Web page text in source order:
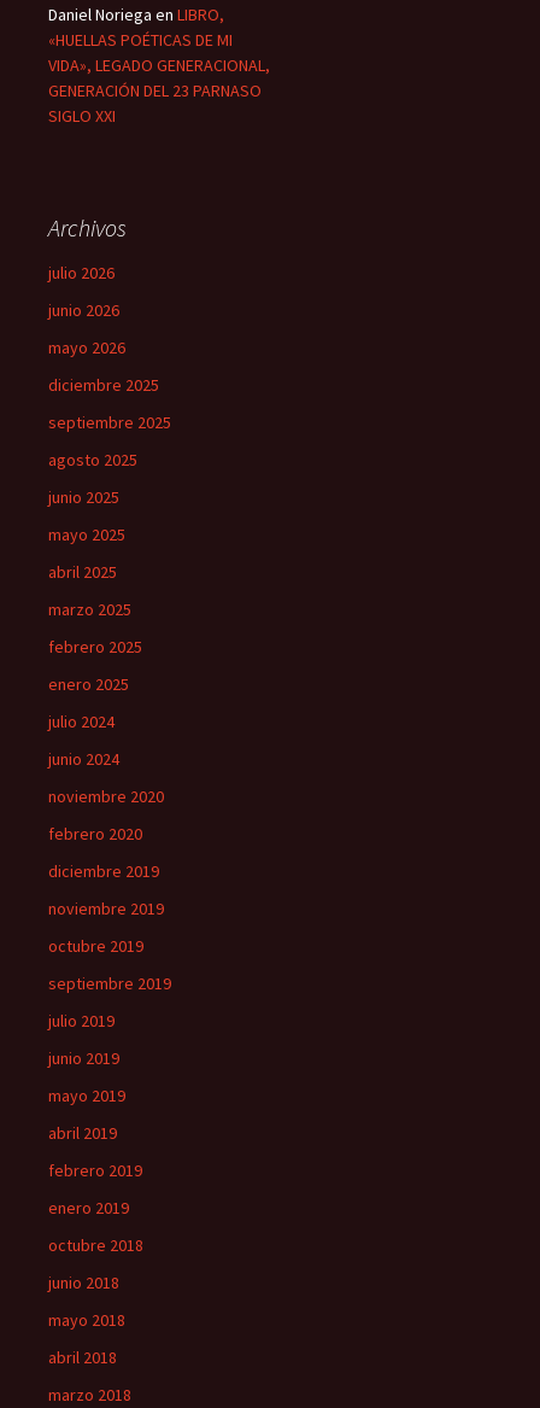
Daniel Noriega en LIBRO,
«HUELLAS POÉTICAS DE MI
VIDA», LEGADO GENERACIONAL,
GENERACIÓN DEL 23 PARNASO
SIGLO XXI
Archivos
julio 2026
junio 2026
mayo 2026
diciembre 2025
septiembre 2025
agosto 2025
junio 2025
mayo 2025
abril 2025
marzo 2025
febrero 2025
enero 2025
julio 2024
junio 2024
noviembre 2020
febrero 2020
diciembre 2019
noviembre 2019
octubre 2019
septiembre 2019
julio 2019
junio 2019
mayo 2019
abril 2019
febrero 2019
enero 2019
octubre 2018
junio 2018
mayo 2018
abril 2018
marzo 2018